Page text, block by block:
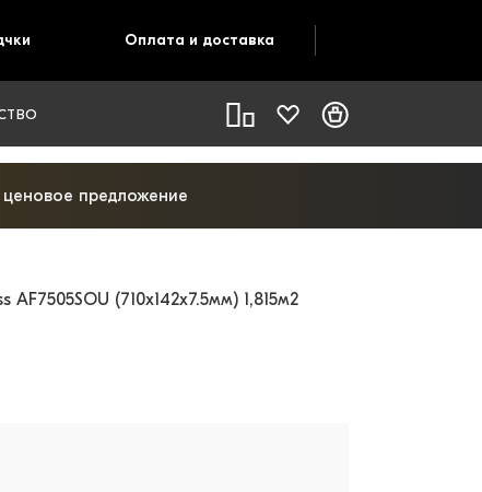
Оплата и доставка
предложение
(710x142x7.5мм) 1,815м2